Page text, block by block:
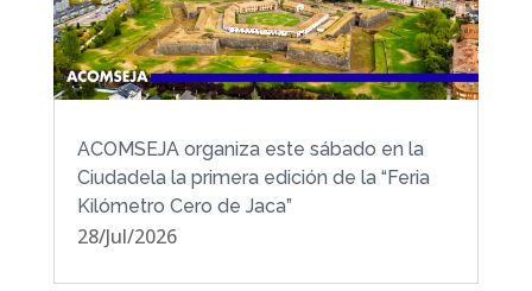
ACOMSEJA organiza este sábado en la
Ciudadela la primera edición de la “Feria
Kilómetro Cero de Jaca”
28/Jul/2026